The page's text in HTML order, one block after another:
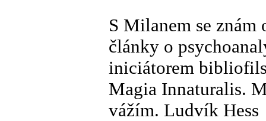
S Milanem se
články o
iniciátorem
Magia Innaturalis.
vážím. Ludvík Hess